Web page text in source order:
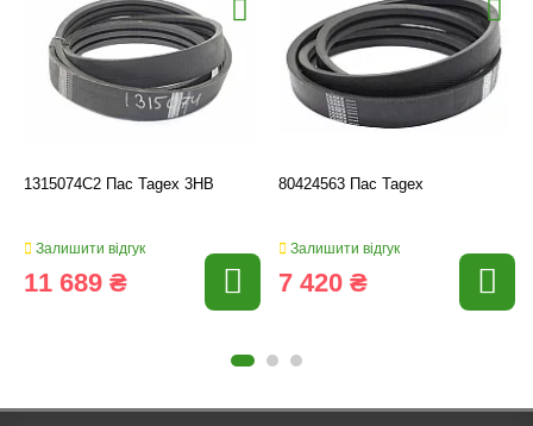
1315074C2 Пас Tagex 3HB
Залишити відгук
11 689 ₴
80424563 Пас Tagex
Залишити відгук
7 420 ₴